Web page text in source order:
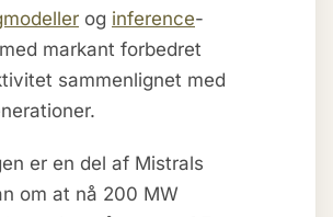
og inference-
markant forbedret
sammenlignet med
er en del af Mistrals
om at nå 200 MW